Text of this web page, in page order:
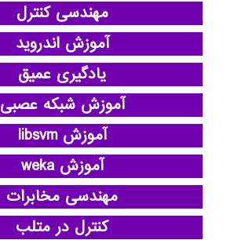
مهندسی کنترل
آموزش اندروید
یادگیری عمیق
آموزش شبکه عصبی
آموزش libsvm
آموزش weka
مهندسی مخابرات
کنترل در متلب